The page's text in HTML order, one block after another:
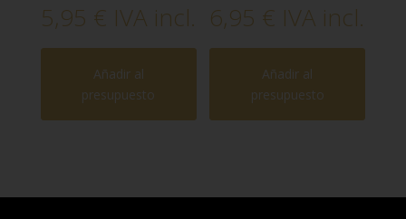
5,95 € IVA incl.
Añadir al
presupuesto
6,95 € IVA incl.
Añadir al
presupuesto